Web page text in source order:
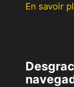
En savoir